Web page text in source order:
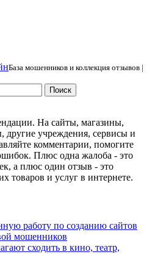
База мошенников и коллекция отзывов |
На сайты, магазины,
другие учреждения, сервисы и
комментарии, помогите
Плюс одна жалоба - это
а плюс один отзыв - это
товаров и услуг в интернете.
работу по созданию сайтов
мошенников
сходить в кино, театр,